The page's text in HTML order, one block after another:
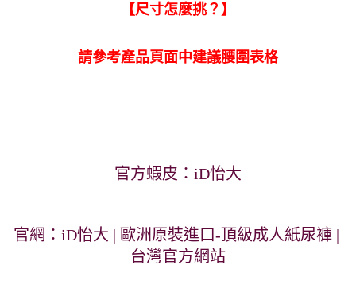
【尺寸怎麼挑？】
請參考產品頁面中建議腰圍表格
官方蝦皮： iD怡大
官網： iD怡大 | 歐洲原裝進口-頂級成人紙尿褲 |
台灣官方網站